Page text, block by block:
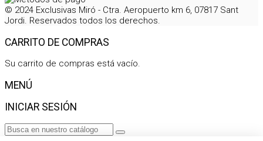
© 2024 Exclusivas Miró - Ctra. Aeropuerto km 6, 07817 Sant
Jordi. Reservados todos los derechos.
CARRITO DE COMPRAS
Su carrito de compras está vacío.
MENÚ
INICIAR SESIÓN